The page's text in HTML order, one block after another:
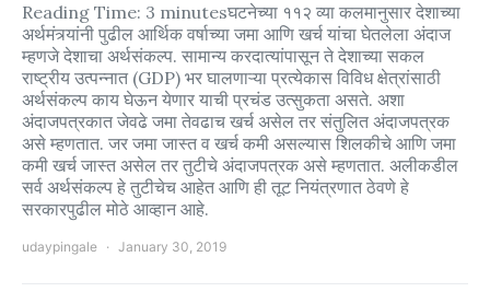
Reading Time: 3 minutesघटनेच्या ११२ व्या कलमानुसार देशाच्या
अर्थमंत्र्यांनी पुढील आर्थिक वर्षाच्या जमा आणि खर्च यांचा घेतलेला अंदाज
म्हणजे देशाचा अर्थसंकल्प. सामान्य करदात्यांपासून ते देशाच्या सकल
राष्ट्रीय उत्पन्नात (GDP) भर घालणाऱ्या प्रत्येकास विविध क्षेत्रांसाठी
अर्थसंकल्प काय घेऊन येणार याची प्रचंड उत्सुकता असते. अशा
अंदाजपत्रकात जेवढे जमा तेवढाच खर्च असेल तर संतुलित अंदाजपत्रक
असे म्हणतात. जर जमा जास्त व खर्च कमी असल्यास शिलकीचे आणि जमा
कमी खर्च जास्त असेल तर तुटीचे अंदाजपत्रक असे म्हणतात. अलीकडील
सर्व अर्थसंकल्प हे तुटीचेच आहेत आणि ही तूट नियंत्रणात ठेवणे हे
सरकारपुढील मोठे आव्हान आहे.
udaypingale January 30, 2019